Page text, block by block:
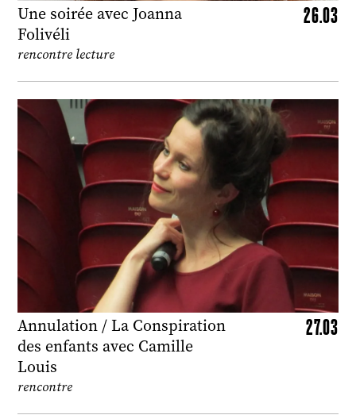
Une soirée avec Joanna
Folivéli
26.03
rencontre lecture
Annulation / La Conspiration
des enfants avec Camille
Louis
27.03
rencontre